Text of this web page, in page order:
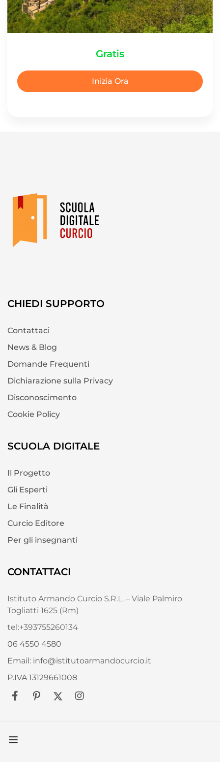
Gratis
Inizia Ora
CHIEDI SUPPORTO
Contattaci
News & Blog
Domande Frequenti
Dichiarazione sulla Privacy
Disconoscimento
Cookie Policy
SCUOLA DIGITALE
Il Progetto
Gli Esperti
Le Finalità
Curcio Editore
Per gli insegnanti
CONTATTACI
Istituto Armando Curcio S.R.L. – Viale Palmiro
Togliatti 1625 (Rm)
tel:+393755260134
06 4550 4580
Email: info@istitutoarmandocurcio.it
P.IVA 13129661008